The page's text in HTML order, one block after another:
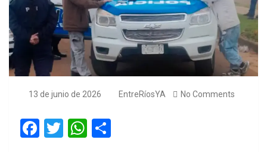
13 de junio de 2026 EntreRíosYA No Comments
F
T
W